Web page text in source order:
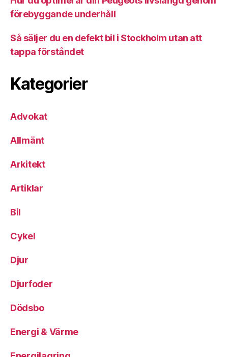
förebyggande underhåll
Så säljer du en defekt bil i Stockholm utan att
tappa förståndet
Kategorier
Advokat
Allmänt
Arkitekt
Artiklar
Bil
Cykel
Djur
Djurfoder
Dödsbo
Energi & Värme